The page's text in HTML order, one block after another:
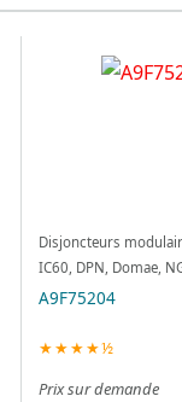
Disjoncteurs
IC60, DPN, Domae,
A9F75204
★★★★½
Prix sur demande